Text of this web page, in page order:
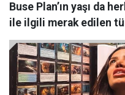
Buse Plan’ın yaşı da
ile ilgili merak edilen